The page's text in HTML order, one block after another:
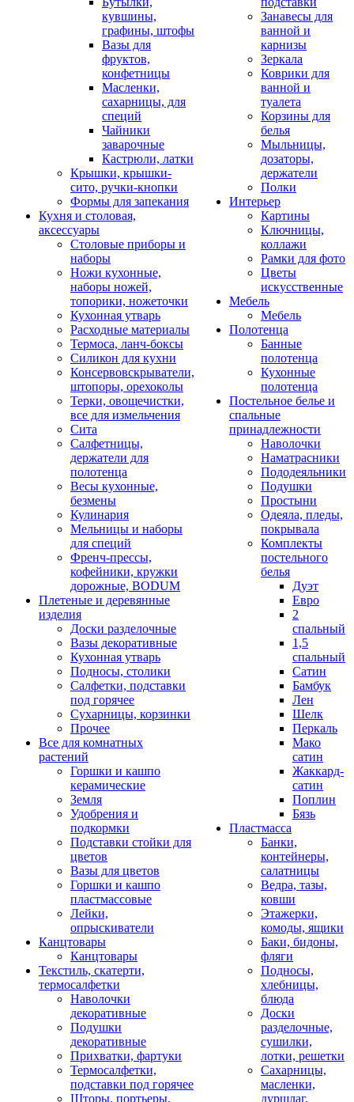
кувшины,
графины, штофы
Вазы для
фруктов,
конфетницы
Масленки,
сахарницы, для
специй
Чайники
заварочные
Кастрюли, латки
Крышки, крышки-
сито, ручки-кнопки
Формы для запекания
Кухня и столовая,
аксессуары
Столовые приборы и
наборы
Ножи кухонные,
наборы ножей,
топорики, ножеточки
Кухонная утварь
Расходные материалы
Термоса, ланч-боксы
Силикон для кухни
Консервовскрыватели,
штопоры, орехоколы
Терки, овощечистки,
все для измельчения
Сита
Салфетницы,
держатели для
полотенца
Весы кухонные,
безмены
Кулинария
Мельницы и наборы
для специй
Френч-прессы,
кофейники, кружки
дорожные, BODUM
Плетеные и деревянные
изделия
Доски разделочные
Вазы декоративные
Кухонная утварь
Подносы, столики
Салфетки, подставки
под горячее
Сухарницы, корзинки
Прочее
Все для комнатных
растений
Горшки и кашпо
керамические
Земля
Удобрения и
подкормки
Подставки стойки для
цветов
Вазы для цветов
Горшки и кашпо
пластмассовые
Лейки,
опрыскиватели
Канцтовары
Канцтовары
Текстиль, скатерти,
термосалфетки
Наволочки
декоративные
Подушки
декоративные
Прихватки, фартуки
Термосалфетки,
подставки под горячее
Шторы, портьеры,
Занавесы для
ванной и
карнизы
Зеркала
Коврики для
ванной и
туалета
Корзины для
белья
Мыльницы,
дозаторы,
держатели
Полки
Интерьер
Картины
Ключницы,
коллажи
Рамки для фото
Цветы
искусственные
Мебель
Мебель
Полотенца
Банные
полотенца
Кухонные
полотенца
Постельное белье и
спальные
принадлежности
Наволочки
Наматрасники
Пододеяльники
Подушки
Простыни
Одеяла, пледы,
покрывала
Комплекты
постельного
белья
Дуэт
Евро
2
спальный
1,5
спальный
Сатин
Бамбук
Лен
Шелк
Перкаль
Мако
сатин
Жаккард-
сатин
Поплин
Бязь
Пластмасса
Банки,
контейнеры,
салатницы
Ведра, тазы,
ковши
Этажерки,
комоды, ящики
Баки, бидоны,
фляги
Подносы,
хлебницы,
блюда
Доски
разделочные,
сушилки,
лотки, решетки
Сахарницы,
масленки,
дуршлаг,